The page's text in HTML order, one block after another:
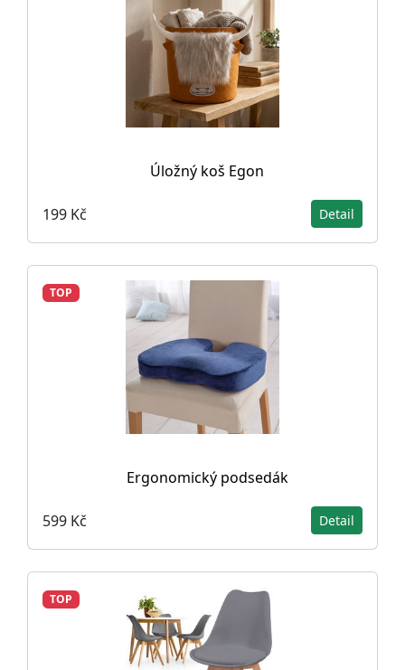
Úložný koš Egon
199 Kč Detail
TOP
Ergonomický podsedák
599 Kč Detail
TOP